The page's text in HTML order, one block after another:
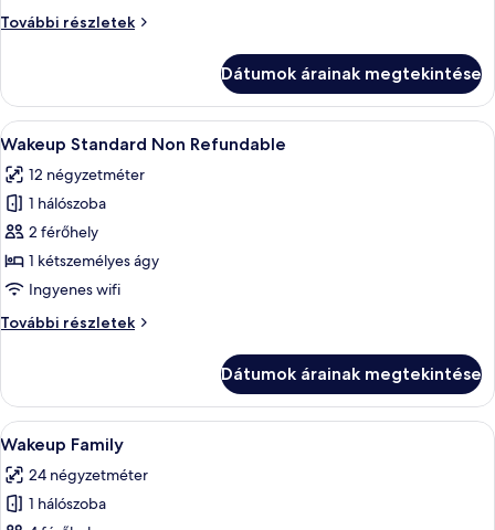
Non
További részletek
Wakeup
további
részletei
Dátumok árainak megtekintése
A
következő
szoba
összes
képének
megtekintése:
Wakeup
Non
Egy szállodai szoba, amelyben
11
Wakeup Standard Non Refundable
12 négyzetméter
1 hálószoba
2 férőhely
1 kétszemélyes ágy
Ingyenes wifi
További részletek
Wakeup
további
részletei
Dátumok árainak megtekintése
A
következő
szoba
összes
Egy modern szállodai szoba, ahol
8
Wakeup Family
24 négyzetméter
1 hálószoba